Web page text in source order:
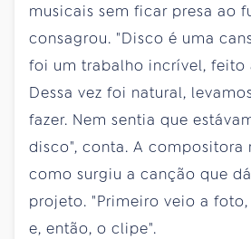
musicais sem ficar presa ao
consagrou. "Disco é uma
foi um trabalho incrível, feito
Dessa vez foi natural,
fazer. Nem sentia que
disco", conta. A compositora
como surgiu a canção que
projeto. "Primeiro veio a
e, então, o clipe".